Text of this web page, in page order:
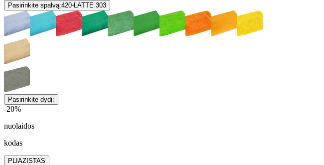
Pasirinkite spalvą:420-LATTE 303
Pasirinkite dydį:
-20%
nuolaidos
kodas
PLIAZISTAS